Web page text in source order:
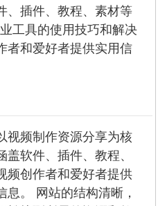
、插件、教程、素材等
工具的使用技巧和解决
者和爱好者提供实用信
视频制作资源分享为核
软件、插件、教程、
频创作者和爱好者提供
息。 网站的结构清晰，